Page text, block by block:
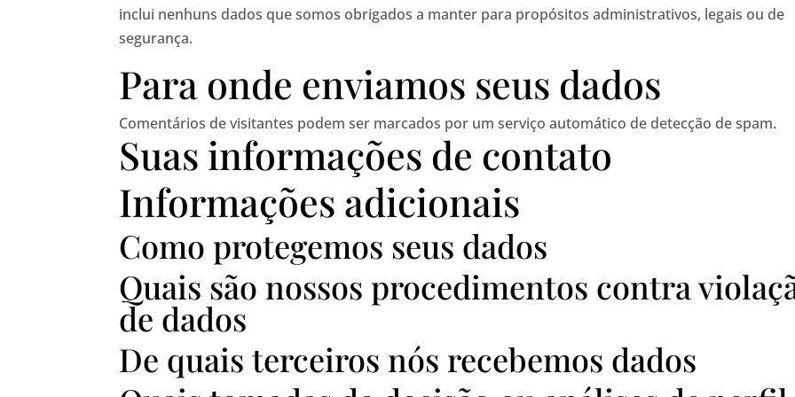
inclui nenhuns dados que somos obrigados a manter para propósitos administrativos, legais ou de
segurança.
Para onde enviamos seus dados
Comentários de visitantes podem ser marcados por um serviço automático de detecção de spam.
Suas informações de contato
Informações adicionais
Como protegemos seus dados
Quais são nossos procedimentos contra
de dados
De quais terceiros nós recebemos dados